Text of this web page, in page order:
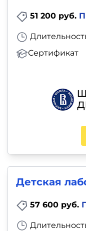
51 200 руб.
Сертификат
Детская
57 600 руб.